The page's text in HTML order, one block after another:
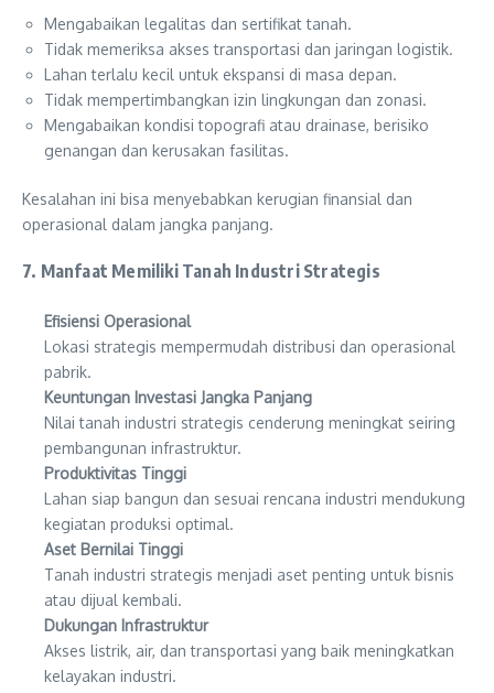
Mengabaikan legalitas dan sertifikat tanah.
Tidak memeriksa akses transportasi dan jaringan logistik.
Lahan terlalu kecil untuk ekspansi di masa depan.
Tidak mempertimbangkan izin lingkungan dan zonasi.
Mengabaikan kondisi topografi atau drainase, berisiko
genangan dan kerusakan fasilitas.
Kesalahan ini bisa menyebabkan kerugian finansial dan
operasional dalam jangka panjang.
7. Manfaat Memiliki Tanah Industri Strategis
Efisiensi Operasional
Lokasi strategis mempermudah distribusi dan operasional
pabrik.
Keuntungan Investasi Jangka Panjang
Nilai tanah industri strategis cenderung meningkat seiring
pembangunan infrastruktur.
Produktivitas Tinggi
Lahan siap bangun dan sesuai rencana industri mendukung
kegiatan produksi optimal.
Aset Bernilai Tinggi
Tanah industri strategis menjadi aset penting untuk bisnis
atau dijual kembali.
Dukungan Infrastruktur
Akses listrik, air, dan transportasi yang baik meningkatkan
kelayakan industri.